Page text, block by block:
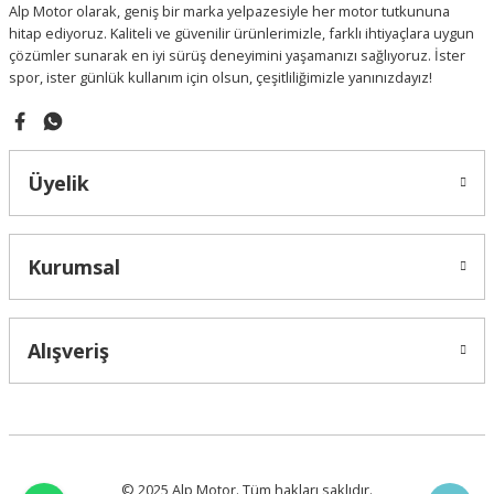
Bu ürüne benzer farklı alternatifler olmalı.
Gönder
Alp Motor olarak, geniş bir marka yelpazesiyle her motor tutkununa
hitap ediyoruz. Kaliteli ve güvenilir ürünlerimizle, farklı ihtiyaçlara uygun
çözümler sunarak en iyi sürüş deneyimini yaşamanızı sağlıyoruz. İster
spor, ister günlük kullanım için olsun, çeşitliliğimizle yanınızdayız!
Üyelik
Kurumsal
Alışveriş
© 2025 Alp Motor. Tüm hakları saklıdır.